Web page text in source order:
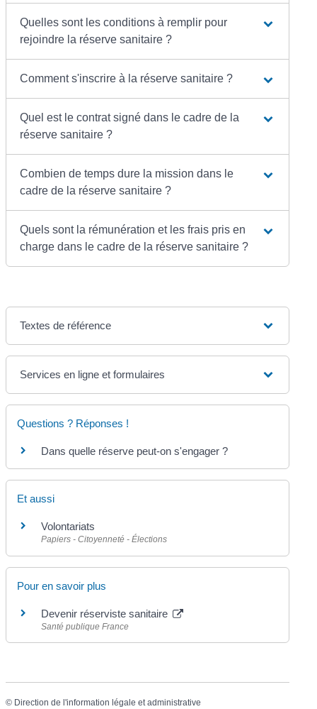
Quelles sont les conditions à remplir pour
rejoindre la réserve sanitaire ?
Comment s'inscrire à la réserve sanitaire ?
Quel est le contrat signé dans le cadre de la
réserve sanitaire ?
Combien de temps dure la mission dans le
cadre de la réserve sanitaire ?
Quels sont la rémunération et les frais pris en
charge dans le cadre de la réserve sanitaire ?
Textes de référence
Services en ligne et formulaires
Questions ? Réponses !
Dans quelle réserve peut-on s'engager ?
Et aussi
Volontariats
Papiers - Citoyenneté - Élections
Pour en savoir plus
Devenir réserviste sanitaire
Santé publique France
© Direction de l'information légale et administrative